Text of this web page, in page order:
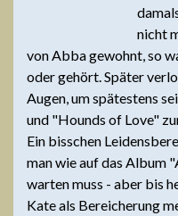
nicht
von Abba gewohnt, so
oder gehört. Später
Augen, um spätestens
und "Hounds of Love"
Ein bisschen
man wie auf das Album
warten muss - aber bis
Kate als Bereicherung